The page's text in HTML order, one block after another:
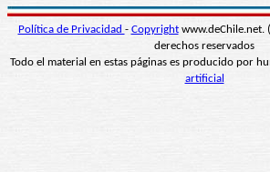
Política de Privacidad - Copyrightwww.deChile.net.
derechos reservados
Todo el material en estas páginas es producido por
artificial